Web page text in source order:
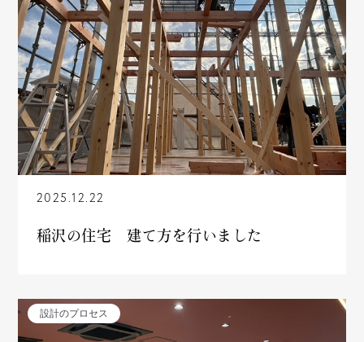
2025.12.22
稲沢の住宅 建て方を行いました
設計のプロセス